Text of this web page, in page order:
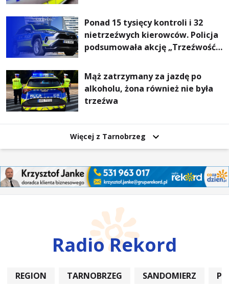
Ponad 15 tysięcy kontroli i 32
nietrzeźwych kierowców. Policja
podsumowała akcję „Trzeźwość”
Mąż zatrzymany za jazdę po
alkoholu, żona również nie była
trzeźwa
Więcej z Tarnobrzeg
Radio Rekord
REGION TARNOBRZEG SANDOMIERZ